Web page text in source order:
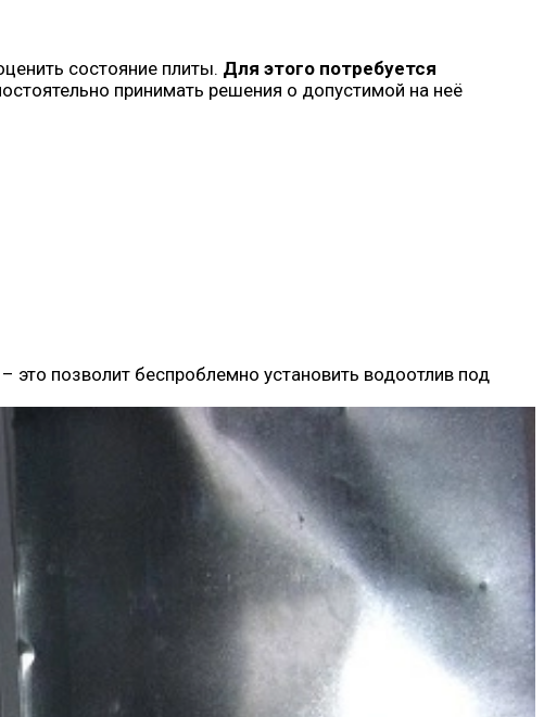
состояние плиты. Для этого потребуется
принимать решения о допустимой на неё
– это позволит беспроблемно установить водоотлив под